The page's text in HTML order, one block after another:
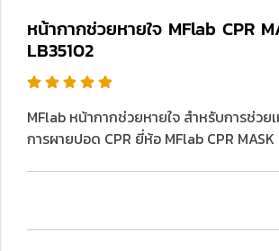
หน้ากากช่วยหายใจ MFlab CPR
LB35102
MFlab หน้ากากช่วยหายใจ สำหรับการช่ว
การผายปอด CPR ยี่ห้อ MFlab CPR MASK